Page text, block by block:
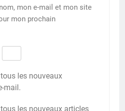
mon e-mail et mon site
mon prochain
les nouveaux
mail.
les nouveaux articles